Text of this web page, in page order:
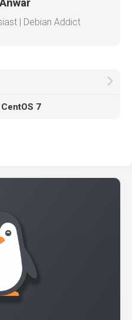
| Debian Addict
7